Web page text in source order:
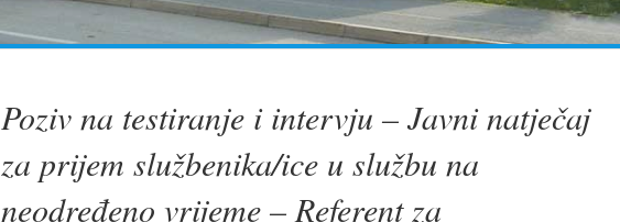
Poziv na testiranje i intervju – Javni natječaj
za prijem službenika/ice u službu na
neodređeno vrijeme – Referent za